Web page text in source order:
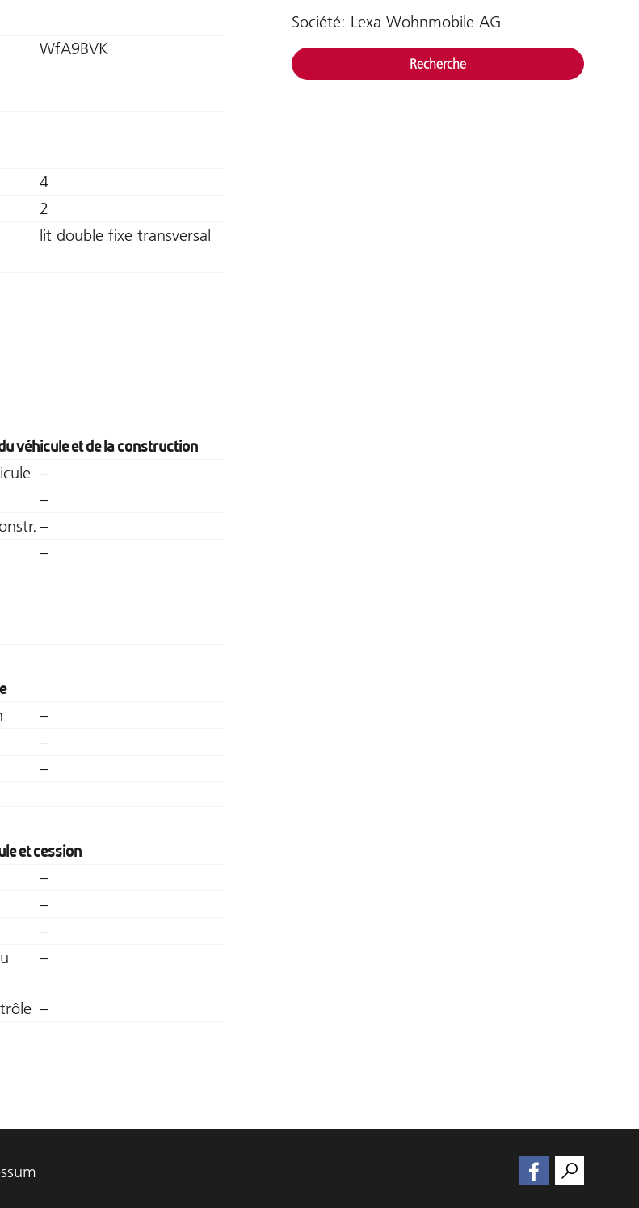
WfA9BVK
4
2
lit double fixe transversal
véhicule et de la construction
–
–
–
–
–
–
–
et cession
–
–
–
–
–
Société: Lexa Wohnmobile AG
Recherche